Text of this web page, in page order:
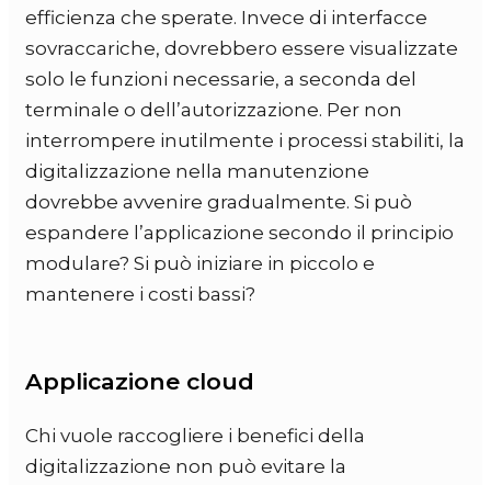
efficienza che sperate. Invece di interfacce
sovraccariche, dovrebbero essere visualizzate
solo le funzioni necessarie, a seconda del
terminale o dell’autorizzazione. Per non
interrompere inutilmente i processi stabiliti, la
digitalizzazione nella manutenzione
dovrebbe avvenire gradualmente. Si può
espandere l’applicazione secondo il principio
modulare? Si può iniziare in piccolo e
mantenere i costi bassi?
Applicazione cloud
Chi vuole raccogliere i benefici della
digitalizzazione non può evitare la